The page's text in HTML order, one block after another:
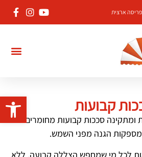
פתח
ארצית
קבועות
ומתקינה סככות קבועות מחומרים
הגנה מפני השמש.
לכל מי שמחפש הצללה קבועה, ללא